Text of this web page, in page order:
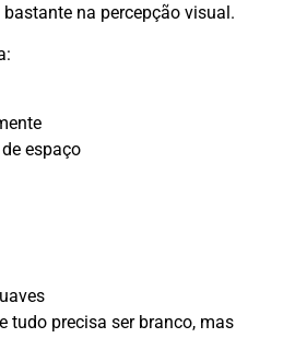
na percepção visual.
espaço
tudo precisa ser branco, mas